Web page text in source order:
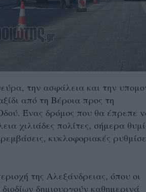
την ασφάλεια και την
από τη Βέροια προς τη
Ένας δρόμος που θα έπρεπε
χιλιάδες πολίτες, σήμερα
κυκλοφοριακές
της Αλεξάνδρειας, όπου οι
δημιουργούν καθημερινά